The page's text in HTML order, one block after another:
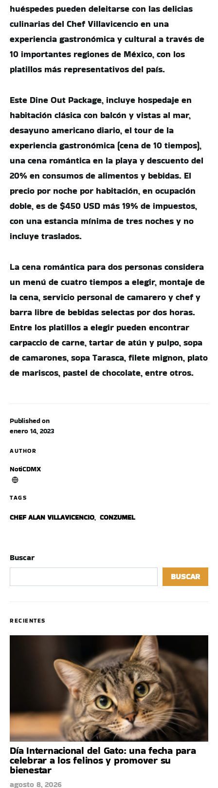
Published on
enero 14, 2023
AUTHOR
NotiCDMX
TAGS
CHEF ALAN VILLAVICENCIO, CONZUMEL
huéspedes pueden deleitarse con las delicias
culinarias del Chef Villavicencio en una
experiencia gastronómica y cultural a través de
10 importantes regiones de México, con los
platillos más representativos del país.
Este Dine Out Package, incluye hospedaje en
habitación clásica con balcón y vistas al mar,
desayuno americano diario, el tour de la
experiencia gastronómica (cena de 10 tiempos),
una cena romántica en la playa y descuento del
20% en consumos de alimentos y bebidas. El
precio por noche por habitación, en ocupación
doble, es de $450 USD más 19% de impuestos,
con una estancia mínima de tres noches y no
incluye traslados.
La cena romántica para dos personas considera
un menú de cuatro tiempos a elegir, montaje de
la cena, servicio personal de camarero y chef y
barra libre de bebidas selectas por dos horas.
Entre los platillos a elegir pueden encontrar
carpaccio de carne, tartar de atún y pulpo, sopa
de camarones, sopa Tarasca, filete mignon, plato
de mariscos, pastel de chocolate, entre otros.
Buscar
BUSCAR
RECIENTES
Día Internacional del Gato: una fecha para
celebrar a los felinos y promover su
bienestar
agosto 8, 2026